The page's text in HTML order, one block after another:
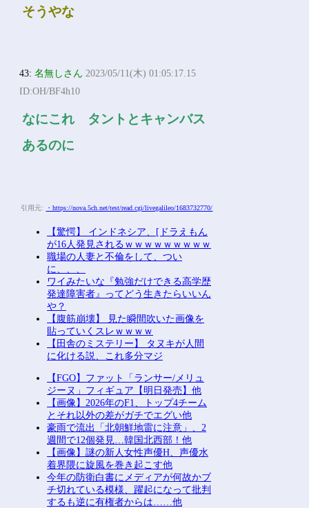
そうやな
43:名無しさん 2023/05/11(木) 01:05:17.15
ID:OH/BF4h10
なにこれ タントとキャンバス
あるのに
引用元: ・https://nova.5ch.net/test/read.cgi/livegalileo/1683732770/
【驚愕】 インドネシア、[ドラえもん
が16人発見されるｗｗｗｗｗｗｗｗｗ
職場の人妻と不倫をして、つい
に、、、
ワイみたいな『勉強だけできる高学歴
発達障害者』ってどう生きたらいいん
や？
【腹筋崩壊】 見た瞬間吹いた画像を
貼っていくスレｗｗｗｗ
【田舎のミステリー】 タヌキが人間
に化ける説、これ多分マジ
【FGO】ファット「ランサー/メリュ
ジーヌ」フィギュア【明日発売】他
【画像】2026年のF1、トップ4チーム
とそれ以外の差がガチでエグい他
豪雨で流出「北朝鮮地雷に注意」、2
週間で12個発見…韓国北西部！他
【画像】謎の新人女性声優H、声優水
着界隈に旋風を巻き起こす他
今年の防衛白書にメディアが何故かブ
チ切れている模様、躍起になって批判
するも逆に有権者からは……他